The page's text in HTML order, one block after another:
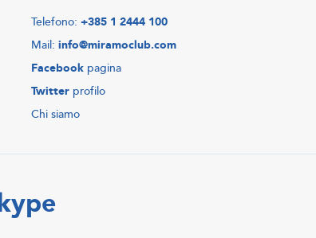
Telefono: +385 1 2444 100
Mail: info@miramoclub.com
Facebook pagina
Twitter profilo
Chi siamo